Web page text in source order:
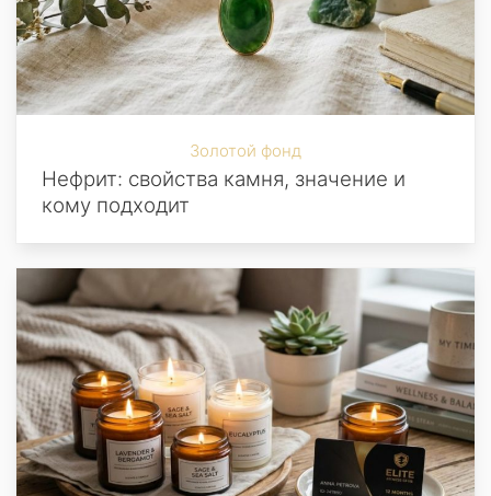
Золотой фонд
Нефрит: свойства камня, значение и
кому подходит